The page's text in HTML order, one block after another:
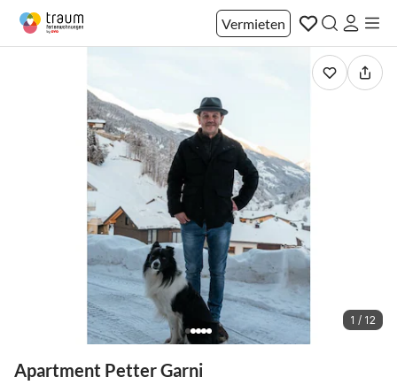
Vermieten
1 / 12
Apartment Petter Garni